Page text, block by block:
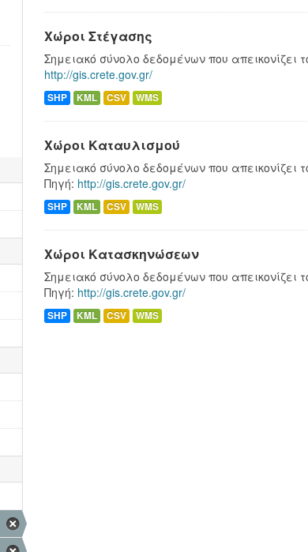
Χώροι Στέγασης
Σημειακό σύνολο δεδομένων που
http://gis.crete.gov.gr/
SHP KML CSV WMS
Χώροι Καταυλισμού
Σημειακό σύνολο δεδομένων που
Πηγή: http://gis.crete.gov.gr/
SHP KML CSV WMS
Χώροι Κατασκηνώσεων
Σημειακό σύνολο δεδομένων που
Πηγή: http://gis.crete.gov.gr/
SHP KML CSV WMS